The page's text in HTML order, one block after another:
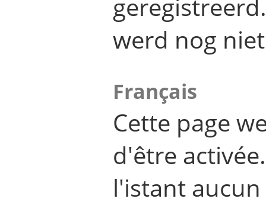
werd nog
Français
Cette page
d'être
l'istant